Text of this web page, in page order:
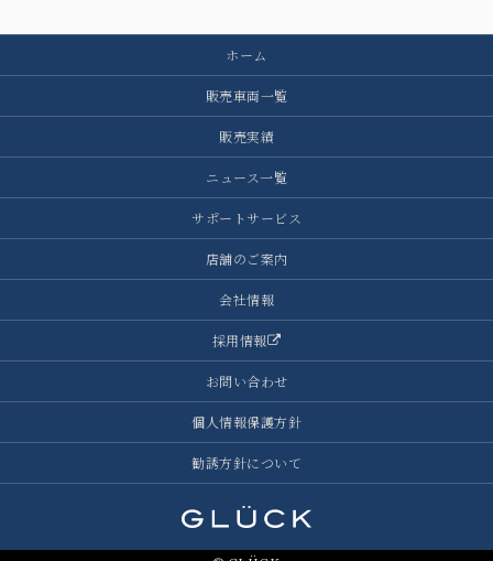
ホーム
販売車両一覧
販売実績
ニュース一覧
サポートサービス
店舗のご案内
会社情報
採用情報
お問い合わせ
個人情報保護方針
勧誘方針について